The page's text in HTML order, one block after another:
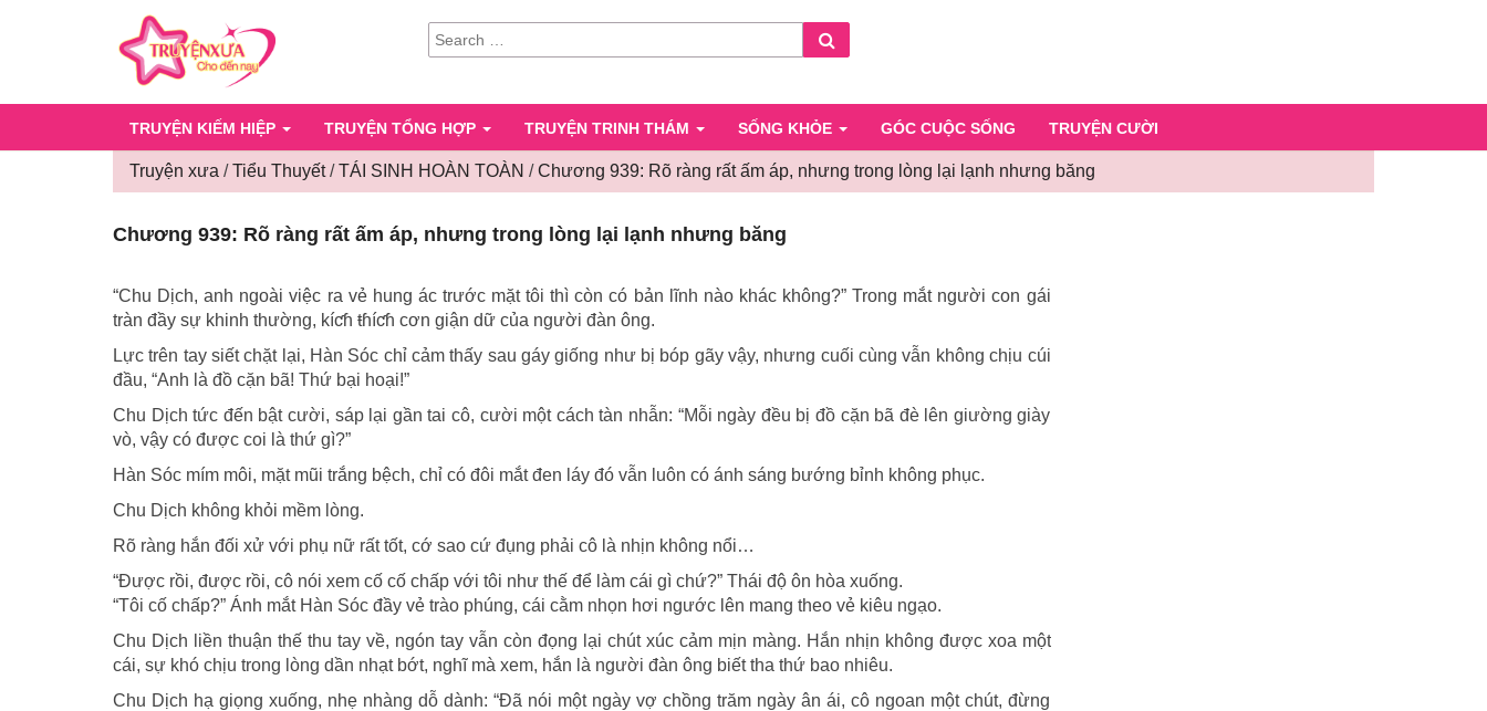
SEARCH
FOR:
TRUYỆN KIẾM HIỆP TRUYỆN TỔNG HỢP TRUYỆN TRINH THÁM SỐNG KHỎE GÓC CUỘC SỐNG TRUYỆN CƯỜI
Truyện xưa /Tiểu Thuyết/TÁI SINH HOÀN TOÀN /Chương 939: Rõ ràng rất ấm áp, nhưng trong lòng lại lạnh nhưng băng
939:
ràng
rất
áp,
trong
lạnh
băng
Chương 939: Rõ ràng rất ấm áp, nhưng trong lòng lại lạnh nhưng băng
“Chu Dịch, anh ngoài việc ra vẻ hung ác trước mặt tôi thì còn có bản lĩnh nào khác không?” Trong mắt người con gái
tràn đầy sự khinh thường, kíƈɦ ŧɦíƈɦ cơn giận dữ của người đàn ông.
Lực trên tay siết chặt lại, Hàn Sóc chỉ cảm thấy sau gáy giống như bị bóp gãy vậy, nhưng cuối cùng vẫn không chịu cúi
đầu, “Anh là đồ cặn bã! Thứ bại hoại!”
Chu Dịch tức đến bật cười, sáp lại gần tai cô, cười một cách tàn nhẫn: “Mỗi ngày đều bị đồ cặn bã đè lên giường giày
vò, vậy có được coi là thứ gì?”
Hàn Sóc mím môi, mặt mũi trắng bệch, chỉ có đôi mắt đen láy đó vẫn luôn có ánh sáng bướng bỉnh không phục.
Chu Dịch không khỏi mềm lòng.
Rõ ràng hắn đối xử với phụ nữ rất tốt, cớ sao cứ đụng phải cô là nhịn không nổi…
“Được rồi, được rồi, cô nói xem cố cố chấp với tôi như thế để làm cái gì chứ?” Thái độ ôn hòa xuống.
“Tôi cố chấp?” Ánh mắt Hàn Sóc đầy vẻ trào phúng, cái cằm nhọn hơi ngước lên mang theo vẻ kiêu ngạo.
Chu Dịch liền thuận thế thu tay về, ngón tay vẫn còn đọng lại chút xúc cảm mịn màng. Hắn nhịn không được xoa một
cái, sự khó chịu trong lòng dần nhạt bớt, nghĩ mà xem, hắn là người đàn ông biết tha thứ bao nhiêu.
Chu Dịch hạ giọng xuống, nhẹ nhàng dỗ dành: “Đã nói một ngày vợ chồng trăm ngày ân ái, cô ngoan một chút, đừng